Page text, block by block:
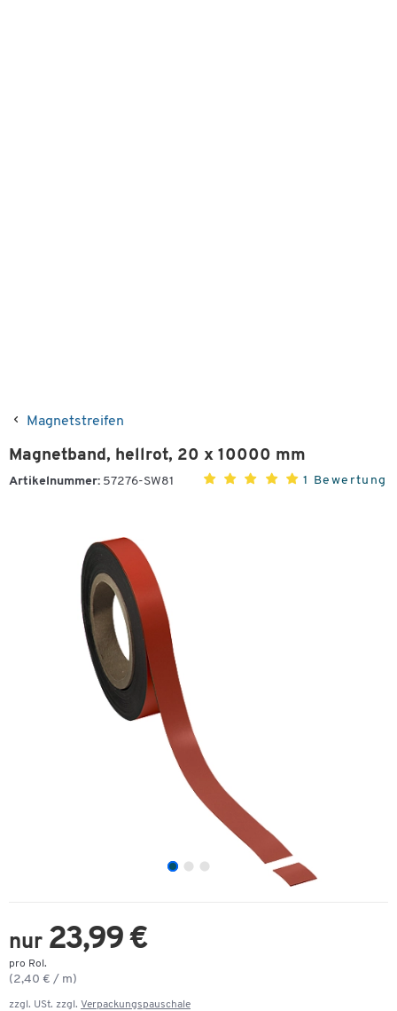
Magnetstreifen
Magnetband, hellrot, 20 x 10000 mm
Artikelnummer: 57276-SW81 1 Bewertung
nur 23,99 €
pro Rol.
(2,40 € / m)
zzgl. USt. zzgl. Verpackungspauschale